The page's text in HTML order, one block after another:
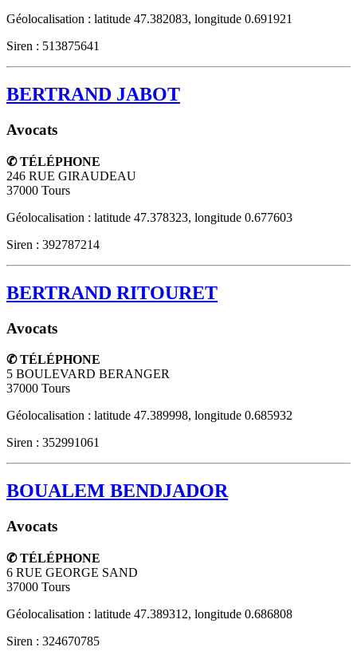
Géolocalisation : latitude 47.382083, longitude 0.691921
Siren : 513875641
BERTRAND JABOT
Avocats
✆ TÉLÉPHONE
246 RUE GIRAUDEAU
37000 Tours
Géolocalisation : latitude 47.378323, longitude 0.677603
Siren : 392787214
BERTRAND RITOURET
Avocats
✆ TÉLÉPHONE
5 BOULEVARD BERANGER
37000 Tours
Géolocalisation : latitude 47.389998, longitude 0.685932
Siren : 352991061
BOUALEM BENDJADOR
Avocats
✆ TÉLÉPHONE
6 RUE GEORGE SAND
37000 Tours
Géolocalisation : latitude 47.389312, longitude 0.686808
Siren : 324670785